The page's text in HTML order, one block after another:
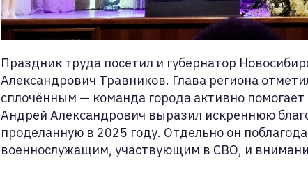
Праздник труда посетил и губернатор
Александрович Травников. Глава региона
сплочённым — команда города активно
Андрей Александрович выразил искреннюю
проделанную в 2025 году. Отдельно он
военнослужащим, участвующим в СВО, и